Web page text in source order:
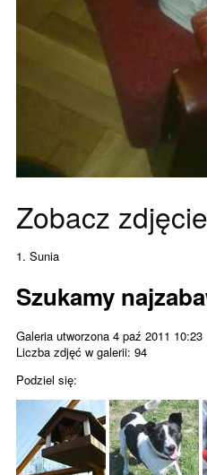
Zobacz
1. Sunia
Szukamy
Galeria utworzona 4 paź 2011 10:23
Liczba zdjęć w galerii: 94
Podziel się: